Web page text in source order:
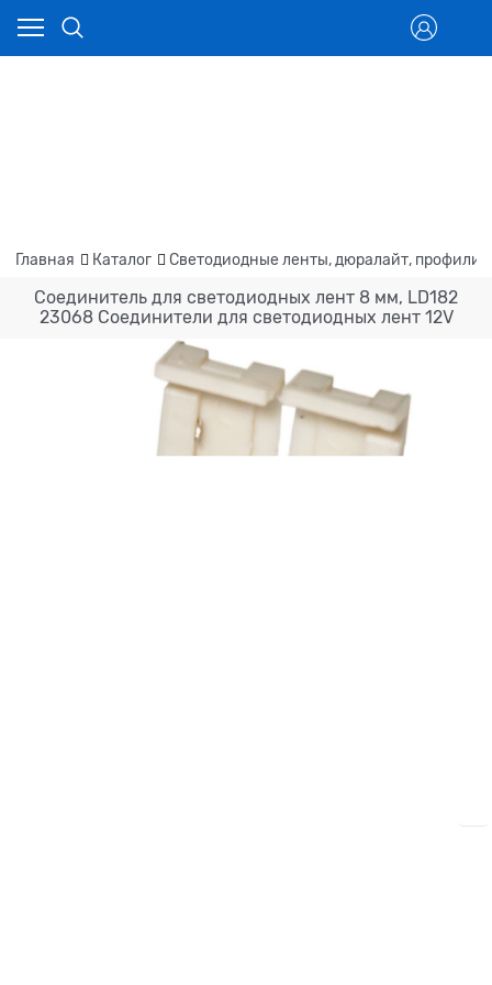
Главная Каталог Светодиодные ленты, дюралайт, профили
Соединитель для светодиодных лент 8 мм, LD182
23068 Соединители для светодиодных лент 12V